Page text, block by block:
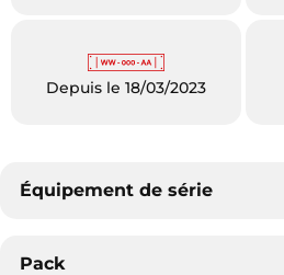
Depuis le 18/03/2023
Équipement de série
Pack